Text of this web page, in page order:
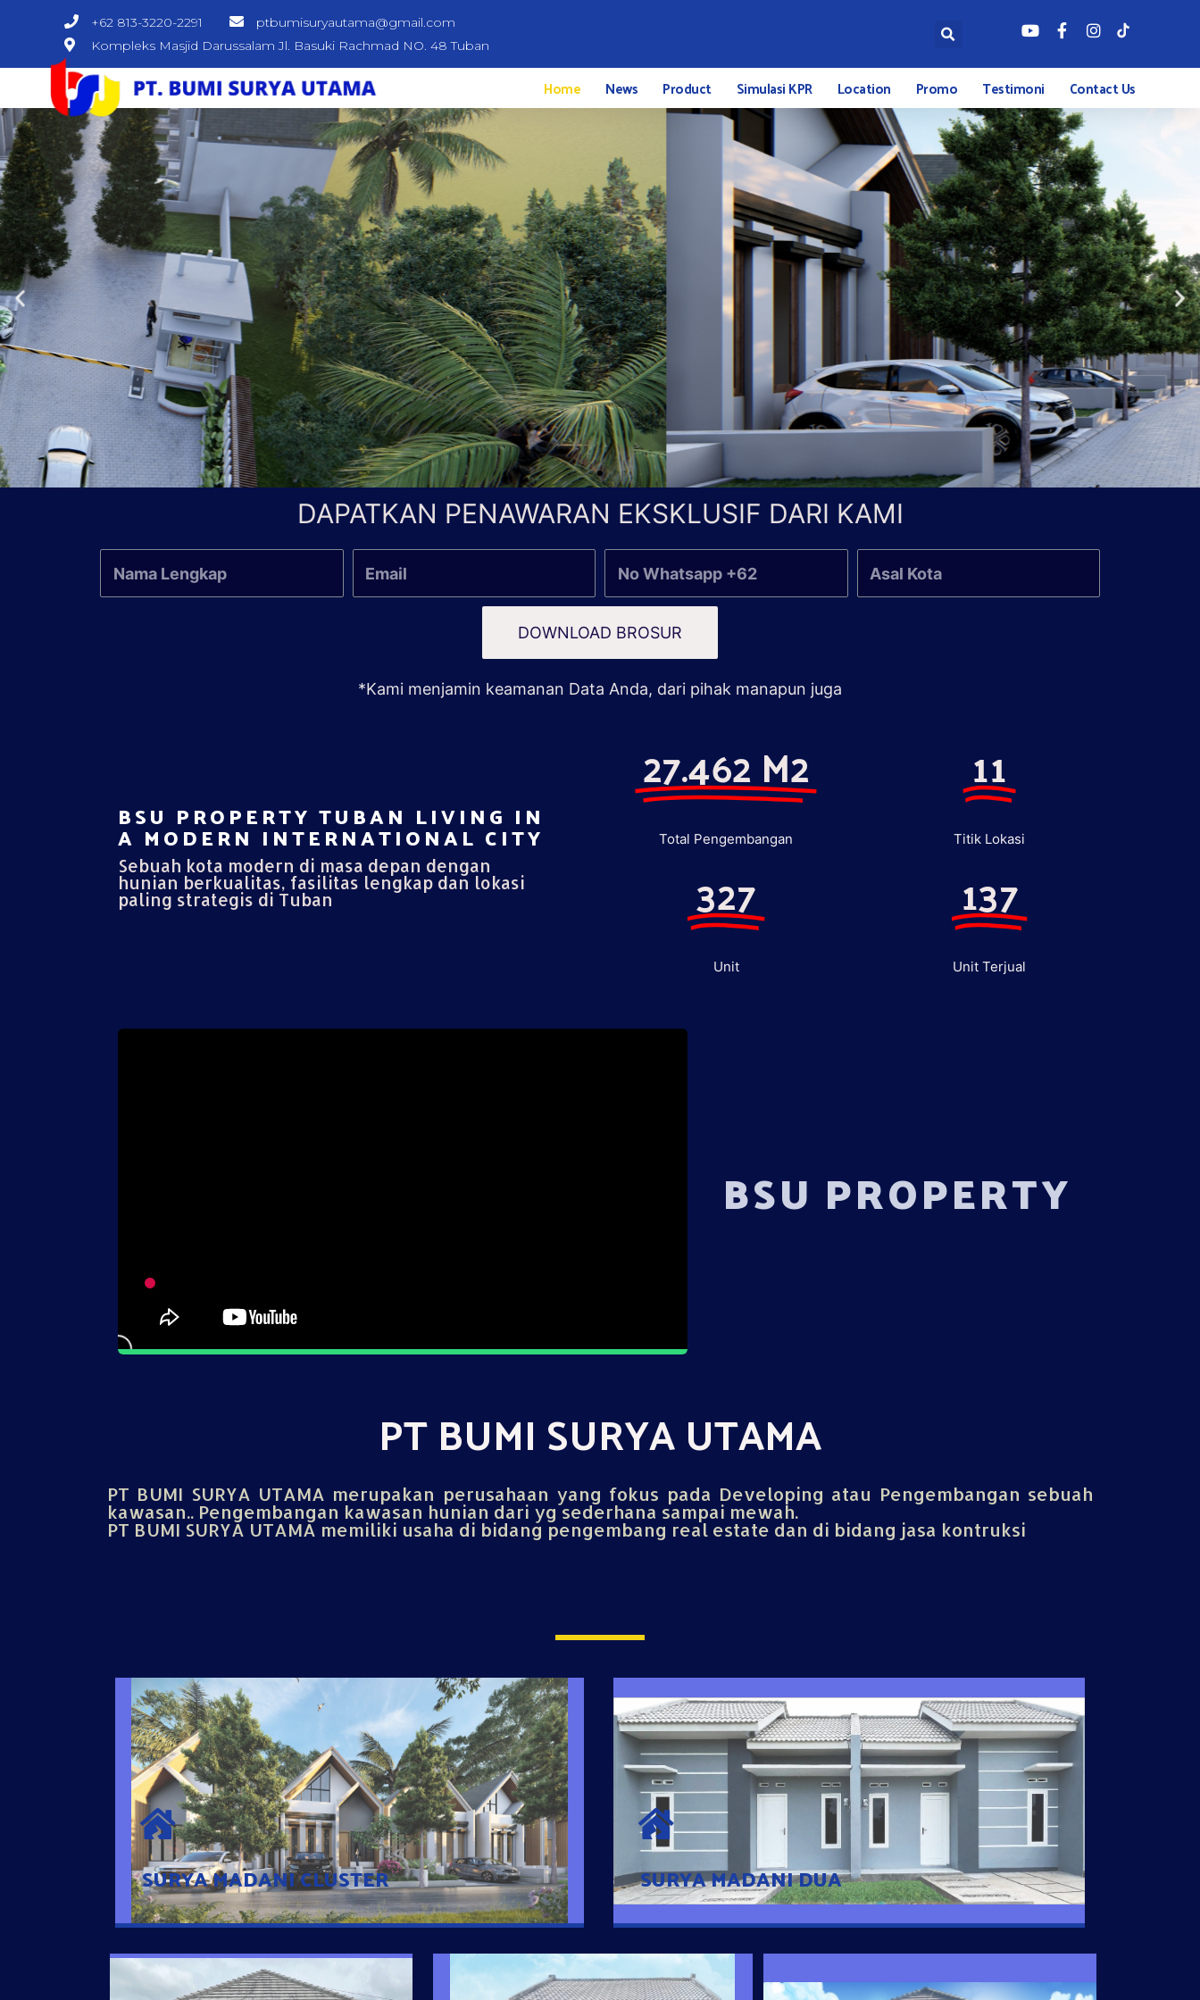
+62 813-3220-2291
ptbumisuryautama@gmail.com
Kompleks Masjid Darussalam Jl. Basuki Rachmad NO. 48 Tuban
Home News Product Simulasi KPR Location Promo Testimoni Contact Us
DAPATKAN PENAWARAN EKSKLUSIF DARI KAMI
DOWNLOAD BROSUR
*Kami menjamin keamanan Data Anda, dari pihak manapun juga
BSU PROPERTY TUBAN LIVING IN
A MODERN INTERNATIONAL CITY​
Sebuah kota modern di masa depan dengan
hunian berkualitas, fasilitas lengkap dan lokasi
paling strategis di Tuban
27.462 M2
Total Pengembangan
327
Unit
11
Titik Lokasi
137
Unit Terjual
BSU PROPERTY
PT BUMI SURYA UTAMA
PT BUMI SURYA UTAMA merupakan perusahaan yang fokus pada Developing atau Pengembangan sebuah
kawasan.. Pengembangan kawasan hunian dari yg sederhana sampai mewah.
PT BUMI SURYA UTAMA memiliki usaha di bidang pengembang real estate dan di bidang jasa kontruksi
SURYA MADANI CLUSTER
SURYA MADANI CLUSTER
Desain Modern Minimalis dengan Konsep Rumah Pintar
Sehingga Memudahkan Penghuni mengakses rumahnya dengan
Ponsel
SURYA MADANI DUA
SURYA MADANI DUA
Satu-satunya Hunian nyaman dengan harga subsidi hanya 100
jutaan dengan lokasi strategis di Tuban